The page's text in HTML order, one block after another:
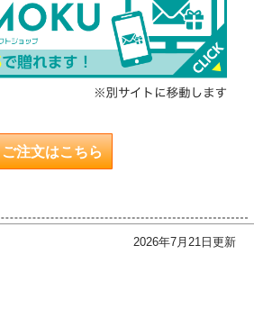
ご注文はこちら
2026年7月21日更新